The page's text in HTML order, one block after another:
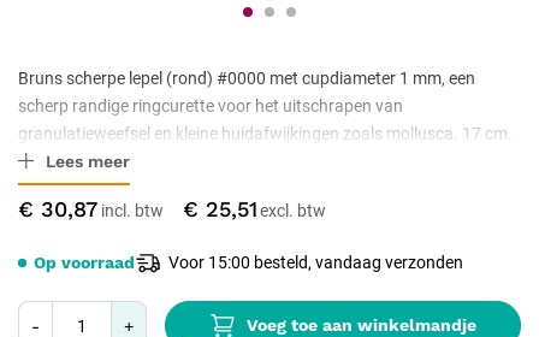
€ 30,87 € 25,51
- + Voeg toe aan winkelmandje
Op voorraad Voor 15:00 besteld, vandaag verzonden
Bruns scherpe lepel (rond) #0000 met cupdiameter 1 mm, een
scherp randige ringcurette voor het uitschrapen van
granulatieweefsel en kleine huidafwijkingen zoals mollusca. 17 cm.
Roestvrijstaal volgens ISO 7153-1, niet-steriel geleverd,
autoclaveerbaar.
Lees meer